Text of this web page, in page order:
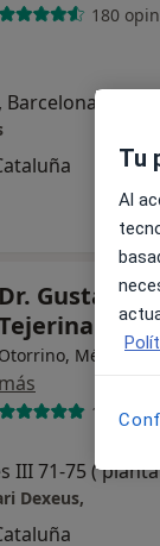
180
Barcelona
Dr. Gustavo
Otorrino, Médico
más
100
Dexeus,
Tu
Al